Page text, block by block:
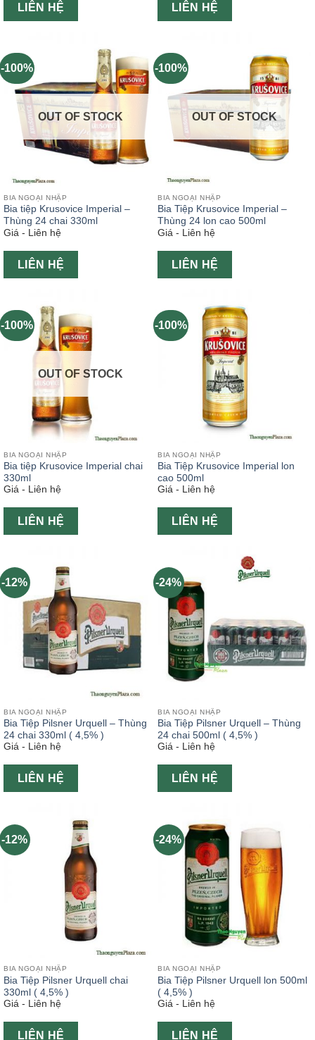
LIÊN HỆ LIÊN HỆ
-100%
OUT OF STOCK
BIA NGOẠI NHẬP
Bia tiệp Krusovice Imperial –
Thùng 24 chai 330ml
Giá - Liên hệ
LIÊN HỆ
-100%
OUT OF STOCK
BIA NGOẠI NHẬP
Bia Tiệp Krusovice Imperial –
Thùng 24 lon cao 500ml
Giá - Liên hệ
LIÊN HỆ
-100%
OUT OF STOCK
BIA NGOẠI NHẬP
Bia tiệp Krusovice Imperial chai
330ml
Giá - Liên hệ
LIÊN HỆ
-100%
BIA NGOẠI NHẬP
Bia Tiệp Krusovice Imperial lon
cao 500ml
Giá - Liên hệ
LIÊN HỆ
-12%
BIA NGOẠI NHẬP
Bia Tiệp Pilsner Urquell – Thùng
24 chai 330ml ( 4,5% )
Giá - Liên hệ
LIÊN HỆ
-24%
BIA NGOẠI NHẬP
Bia Tiệp Pilsner Urquell – Thùng
24 chai 500ml ( 4,5% )
Giá - Liên hệ
LIÊN HỆ
-12%
BIA NGOẠI NHẬP
Bia Tiệp Pilsner Urquell chai
330ml ( 4,5% )
Giá - Liên hệ
LIÊN HỆ
-24%
BIA NGOẠI NHẬP
Bia Tiệp Pilsner Urquell lon 500ml
( 4,5% )
Giá - Liên hệ
LIÊN HỆ